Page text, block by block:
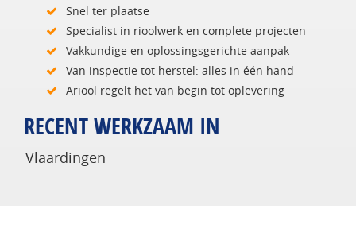
Snel ter plaatse
Specialist in rioolwerk en complete projecten
Vakkundige en oplossingsgerichte aanpak
Van inspectie tot herstel: alles in één hand
Ariool regelt het van begin tot oplevering
RECENT WERKZAAM IN
Vlaardingen